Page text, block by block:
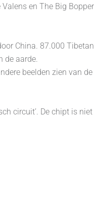
en The Big
China. 87.000
de aarde.
beelden zien van
circuit’. De chipt is